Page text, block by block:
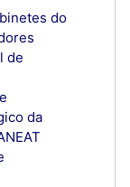
do
de
da